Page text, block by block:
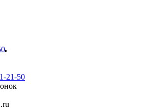
21-50